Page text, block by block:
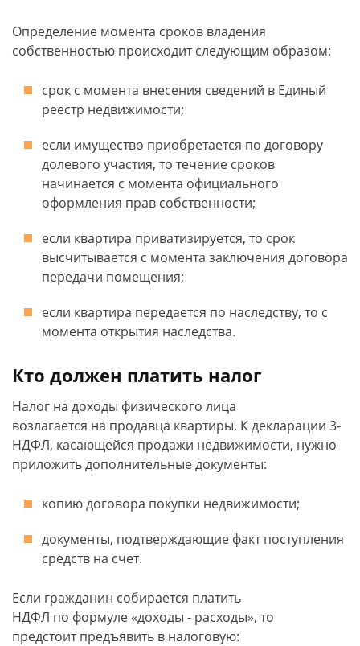
Определение момента сроков владения
собственностью происходит следующим образом:
срок с момента внесения сведений в Единый
реестр недвижимости;
если имущество приобретается по договору
долевого участия, то течение сроков
начинается с момента официального
оформления прав собственности;
если квартира приватизируется, то срок
высчитывается с момента заключения договора
передачи помещения;
если квартира передается по наследству, то с
момента открытия наследства.
Кто должен платить налог
Налог на доходы физического лица
возлагается на продавца квартиры. К декларации 3-
НДФЛ, касающейся продажи недвижимости, нужно
приложить дополнительные документы:
копию договора покупки недвижимости;
документы, подтверждающие факт поступления
средств на счет.
Если гражданин собирается платить
НДФЛ по формуле «доходы - расходы», то
предстоит предъявить в налоговую: